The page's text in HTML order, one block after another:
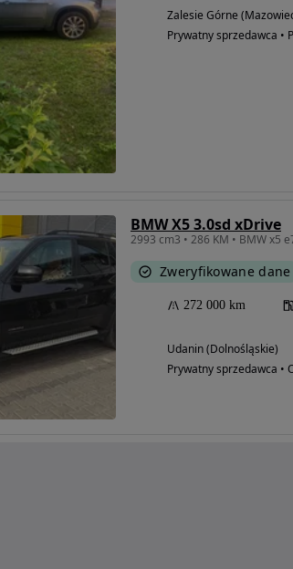
Zalesie Górne
Prywatny sprzedawca •
BMW X5 3.0sd xDrive
2993 cm3 • 286 KM • BMW x5
Zweryfikowane dane
272 000 km
Udanin (Dolnośląskie)
Prywatny sprzedawca •